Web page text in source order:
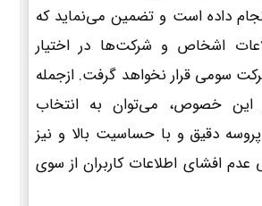
داده است و تضمین می‌نماید که
اشخاص و شرکت‌ها در اختیار
سومی قرار نخواهد گرفت. ازجمله
این خصوص، می‌توان به انتخاب
دقیق و با حساسیت بالا و نیز
عدم افشای اطلاعات کاربران از سوی